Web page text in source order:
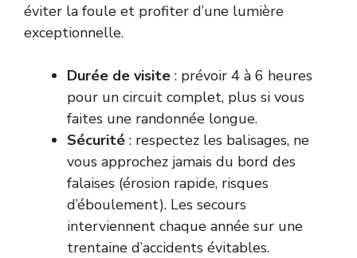
éviter la foule et profiter d’une lumière
exceptionnelle.
Durée de visite : prévoir 4 à 6 heures
pour un circuit complet, plus si vous
faites une randonnée longue.
Sécurité : respectez les balisages, ne
vous approchez jamais du bord des
falaises (érosion rapide, risques
d’éboulement). Les secours
interviennent chaque année sur une
trentaine d’accidents évitables.